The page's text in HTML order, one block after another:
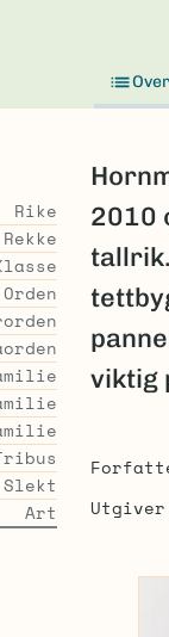
Rike
Rekke
Orden
Slekt
Art
2010
viktig
Utgiver